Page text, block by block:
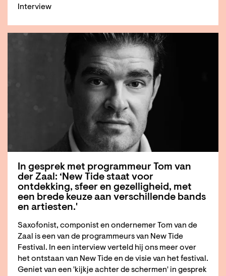
Interview
In gesprek met programmeur Tom van
der Zaal: ‘New Tide staat voor
ontdekking, sfeer en gezelligheid, met
een brede keuze aan verschillende bands
en artiesten.'
Saxofonist, componist en ondernemer Tom van de
Zaal is een van de programmeurs van New Tide
Festival. In een interview verteld hij ons meer over
het ontstaan van New Tide en de visie van het festival.
Geniet van een 'kijkje achter de schermen' in gesprek